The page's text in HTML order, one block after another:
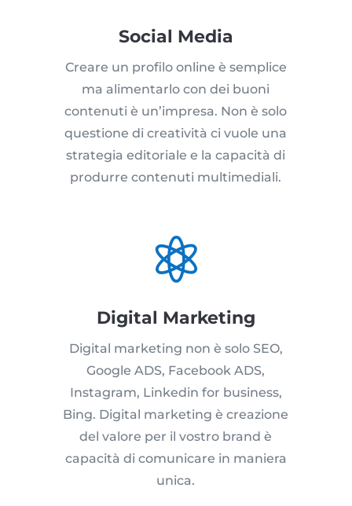
Social Media
Creare un profilo online è semplice
ma alimentarlo con dei buoni
contenuti è un’impresa. Non è solo
questione di creatività ci vuole una
strategia editoriale e la capacità di
produrre contenuti multimediali.

Digital Marketing
Digital marketing non è solo SEO,
Google ADS, Facebook ADS,
Instagram, Linkedin for business,
Bing. Digital marketing è creazione
del valore per il vostro brand è
capacità di comunicare in maniera
unica.